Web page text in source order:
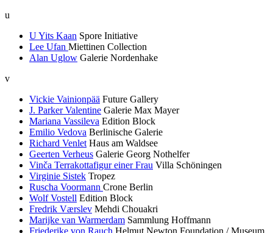
u
U Yits Kaan Spore Initiative
Lee Ufan Miettinen Collection
Alan Uglow Galerie Nordenhake
v
Vickie Vainionpää Future Gallery
J. Parker Valentine Galerie Max Mayer
Mariana Vassileva Edition Block
Emilio Vedova Berlinische Galerie
Richard Venlet Haus am Waldsee
Geerten Verheus Galerie Georg Nothelfer
Vinča Terrakottafigur einer Frau Villa Schöningen
Virginie Sistek Tropez
Ruscha Voormann Crone Berlin
Wolf Vostell Edition Block
Fredrik Værslev Mehdi Chouakri
Marijke van Warmerdam Sammlung Hoffmann
Friederike von Rauch Helmut Newton Foundation / Museum